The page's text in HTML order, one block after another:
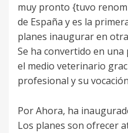
muy pronto {tuvo
de España y es la
planes inaugurar en
Se ha convertido en
el medio veterinario
profesional y su
Por Ahora, ha
Los planes son ofrecer